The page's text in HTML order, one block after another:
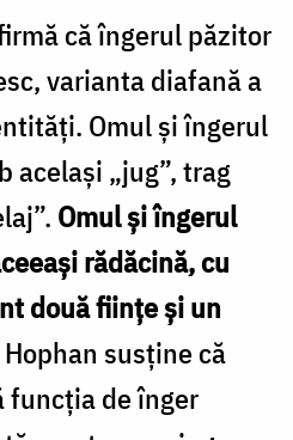
că îngerul păzitor
varianta diafană a
Omul şi îngerul
acelaşi „jug”, trag
Omul și îngerul
rădăcină, cu
două fiinţe şi un
susţine că
funcţia de înger